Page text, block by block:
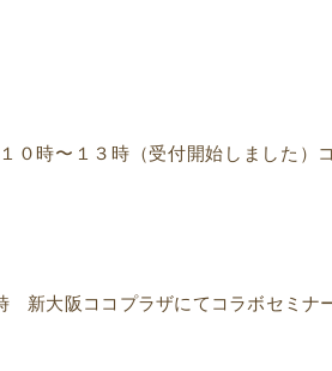
時〜１３時（受付開始しました）
プラザにてコラボセミナー